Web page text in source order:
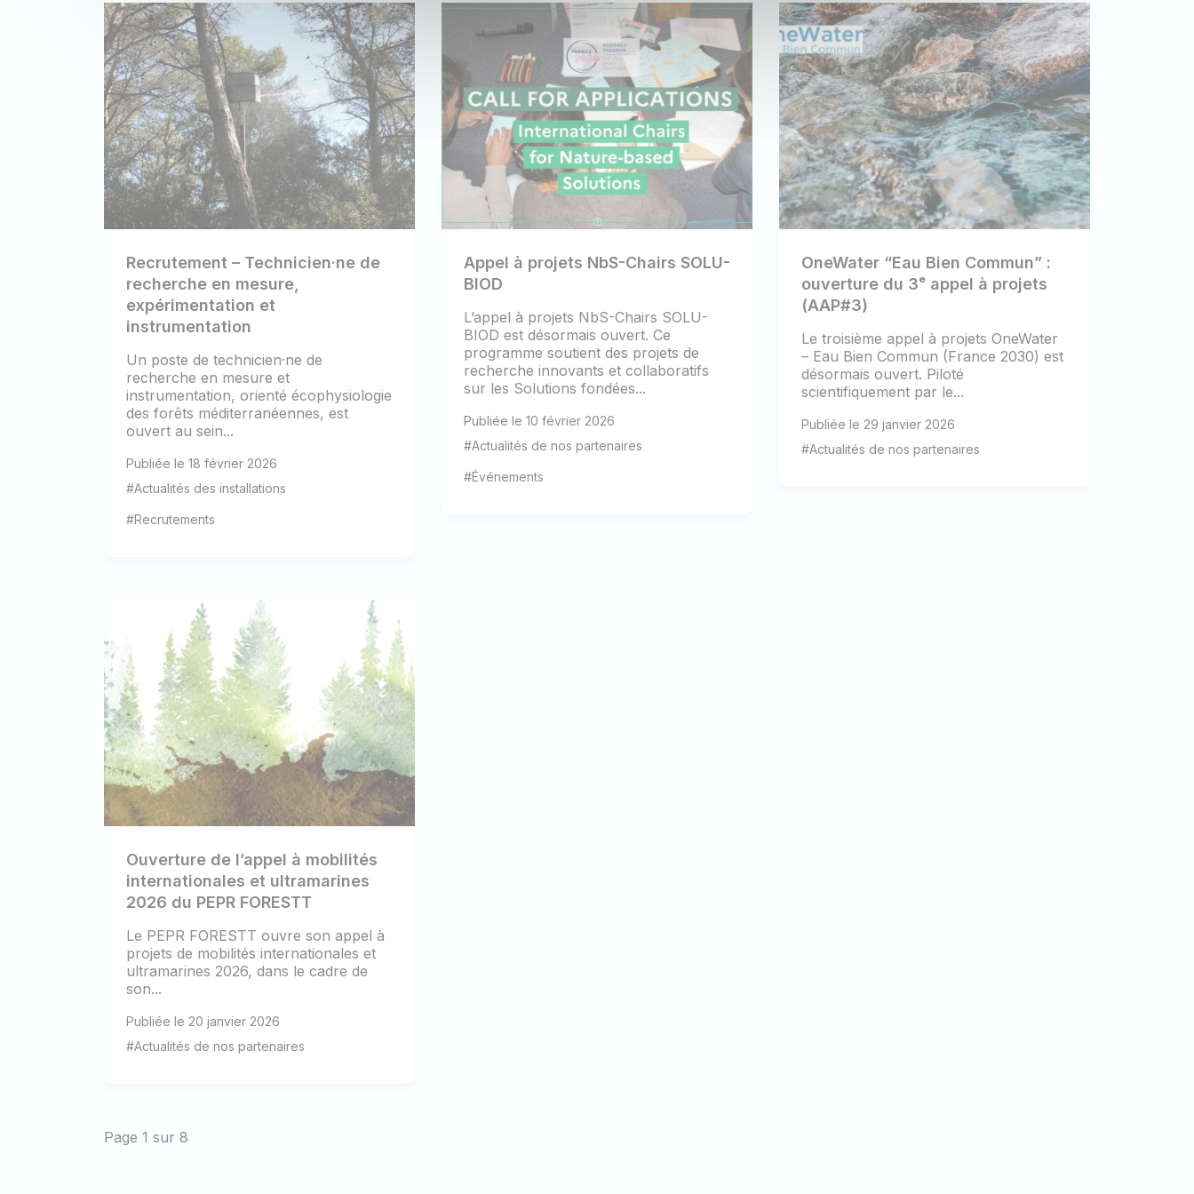
Recrutement – Technicien·ne de
recherche en mesure,
expérimentation et
instrumentation
Un poste de technicien·ne de
recherche en mesure et
instrumentation, orienté écophysiologie
des forêts méditerranéennes, est
ouvert au sein...
Publiée le 18 février 2026
#Actualités des installations
#Recrutements
Appel à projets NbS-Chairs SOLU-
BIOD
L’appel à projets NbS-Chairs SOLU-
BIOD est désormais ouvert. Ce
programme soutient des projets de
recherche innovants et collaboratifs
sur les Solutions fondées...
Publiée le 10 février 2026
#Actualités de nos partenaires
#Événements
OneWater “Eau Bien Commun” :
ouverture du 3ᵉ appel à projets
(AAP#3)
Le troisième appel à projets OneWater
– Eau Bien Commun (France 2030) est
désormais ouvert. Piloté
scientifiquement par le...
Publiée le 29 janvier 2026
#Actualités de nos partenaires
Ouverture de l’appel à mobilités
internationales et ultramarines
2026 du PEPR FORESTT
Le PEPR FORESTT ouvre son appel à
projets de mobilités internationales et
ultramarines 2026, dans le cadre de
son...
Publiée le 20 janvier 2026
#Actualités de nos partenaires
Page 1 sur 8